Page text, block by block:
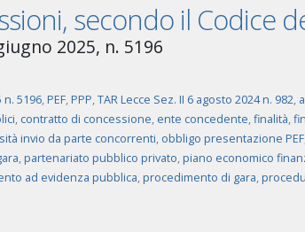
secondo il Codice
2025, n. 5196
n. 5196,PEF,PPP,TAR Lecce Sez. II 6 agosto 2024 n. 982,
, contratto di concessione, ente concedente,finalità,
invio da parte concorrenti, obbligo presentazione PEF
,partenariato pubblico privato,piano economico
ad evidenza pubblica,procedimento di gara,